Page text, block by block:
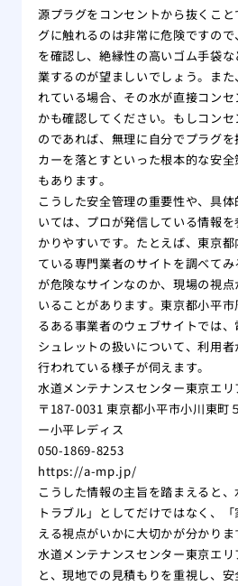
源プラグをコンセントから抜くこ
グに触れるのは非常に危険ですの
を確認し、絶縁性の高いゴム手袋
業するのが望ましいでしょう。ま
れている場合、その水が直接コン
かも確認してください。もしコン
のであれば、無理に自分でプラグ
カーを落とすといった根本的な安
もあります。
こうした安全管理の重要性や、具
いては、プロが発信している情報
かりやすいです。たとえば、東京
ている専門業者のサイトを調べて
が危険なサインなのか、現場の視
いることがあります。東京都小平
るある事業者のウェブサイトでは
シュレットの扱いについて、利用
行われている様子が伺えます。
水道メンテナンスセンター東京エリ
〒187-0031 東京都小平市小川東町
ー小平レディス
050-1869-8253
https://a-mp.jp/
こうした情報の主旨を踏まえると
トラブル」としてだけではなく、
える視点がいかに大切かが分かり
水道メンテナンスセンター東京エ
と、現地での見積もりを重視し、